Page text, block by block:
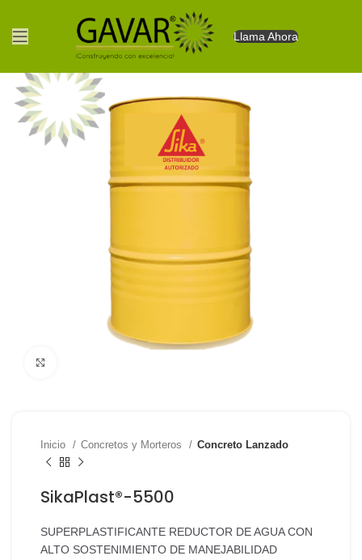
Llama Ahora
Inicio Concretos y Morteros Concreto Lanzado
SikaPlast®-5500
SUPERPLASTIFICANTE REDUCTOR DE AGUA CON
ALTO SOSTENIMIENTO DE MANEJABILIDAD